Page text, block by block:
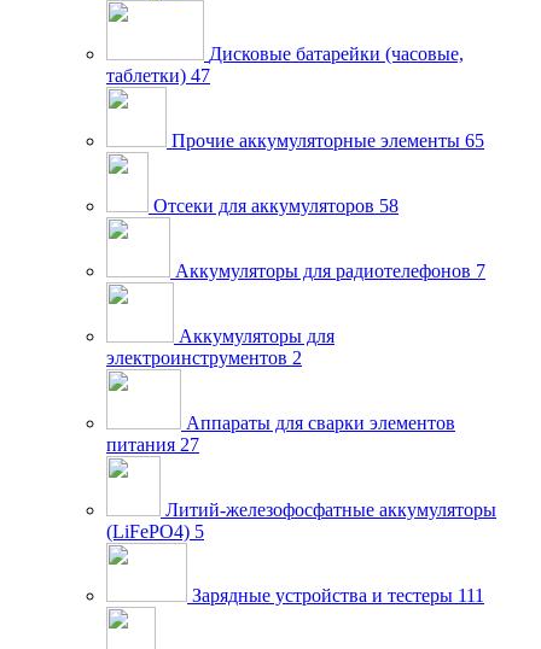
Дисковые батарейки (часовые,
таблетки) 47
Прочие аккумуляторные элементы 65
Отсеки для аккумуляторов 58
Аккумуляторы для радиотелефонов 7
Аккумуляторы для
электроинструментов 2
Аппараты для сварки элементов
питания 27
Литий-железофосфатные аккумуляторы
(LiFePO4) 5
Зарядные устройства и тестеры 111